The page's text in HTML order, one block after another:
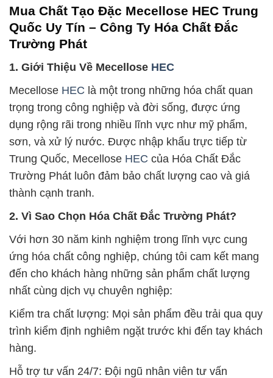
Mua Chất Tạo Đặc Mecellose HEC Trung
Quốc Uy Tín – Công Ty Hóa Chất Đắc
Trường Phát
1. Giới Thiệu Về Mecellose HEC
Mecellose HEC là một trong những hóa chất quan
trọng trong công nghiệp và đời sống, được ứng
dụng rộng rãi trong nhiều lĩnh vực như mỹ phẩm,
sơn, và xử lý nước. Được nhập khẩu trực tiếp từ
Trung Quốc, Mecellose HEC của Hóa Chất Đắc
Trường Phát luôn đảm bảo chất lượng cao và giá
thành cạnh tranh.
2. Vì Sao Chọn Hóa Chất Đắc Trường Phát?
Với hơn 30 năm kinh nghiệm trong lĩnh vực cung
ứng hóa chất công nghiệp, chúng tôi cam kết mang
đến cho khách hàng những sản phẩm chất lượng
nhất cùng dịch vụ chuyên nghiệp:
Kiểm tra chất lượng: Mọi sản phẩm đều trải qua quy
trình kiểm định nghiêm ngặt trước khi đến tay khách
hàng.
Hỗ trợ tư vấn 24/7: Đội ngũ nhân viên tư vấn